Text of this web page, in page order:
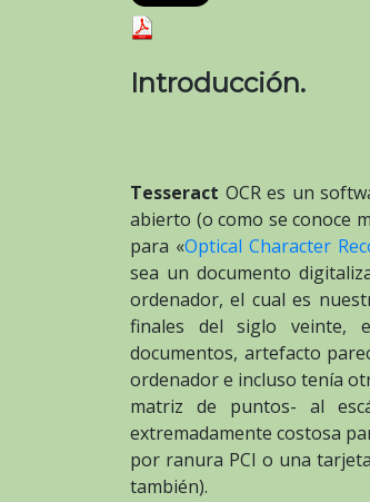
Introducción.
Tesseract OCR es un
abierto (o como se conoce
para «Optical Character
sea un documento
ordenador, el cual es
finales del siglo veinte,
documentos, artefacto
ordenador e incluso tenía
matriz de puntos- al
extremadamente costosa
por ranura PCI o una tarjeta
también).